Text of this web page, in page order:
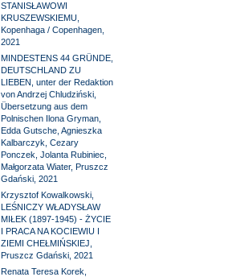
STANISŁAWOWI
KRUSZEWSKIEMU,
Kopenhaga / Copenhagen,
2021
MINDESTENS 44 GRÜNDE,
DEUTSCHLAND ZU
LIEBEN, unter der Redaktion
von Andrzej Chludziński,
Übersetzung aus dem
Polnischen Ilona Gryman,
Edda Gutsche, Agnieszka
Kalbarczyk, Cezary
Ponczek, Jolanta Rubiniec,
Małgorzata Wiater, Pruszcz
Gdański, 2021
Krzysztof Kowalkowski,
LEŚNICZY WŁADYSŁAW
MIŁEK (1897-1945) - ŻYCIE
I PRACA NA KOCIEWIU I
ZIEMI CHEŁMIŃSKIEJ,
Pruszcz Gdański, 2021
Renata Teresa Korek,